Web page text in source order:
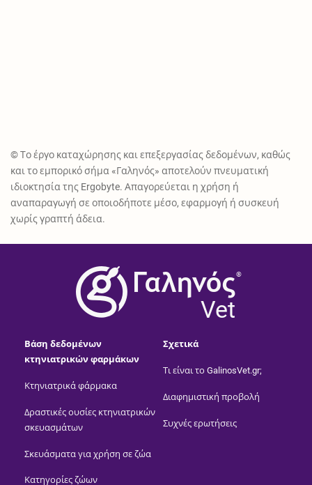
© Το έργο καταχώρησης και επεξεργασίας δεδομένων, καθώς
και το εμπορικό σήμα «Γαληνός» αποτελούν πνευματική
ιδιοκτησία της Ergobyte. Απαγορεύεται η χρήση ή
αναπαραγωγή σε οποιοδήποτε μέσο, εφαρμογή ή συσκευή
χωρίς γραπτή άδεια.
®
Vet
Βάση δεδομένων
κτηνιατρικών φαρμάκων
Κτηνιατρικά φάρμακα
Δραστικές ουσίες κτηνιατρικών
σκευασμάτων
Σκευάσματα για χρήση σε ζώα
Κατηγορίες ζώων
Σχετικά
Τι είναι το GalinosVet.gr;
Διαφημιστική προβολή
Συχνές ερωτήσεις